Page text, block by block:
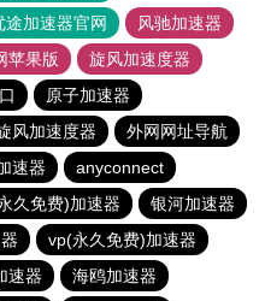
途加速器官网
风驰加速器
苹果版
旋风加速度器
原子加速器
风加速度器
外网网址导航
速器
anyconnect
久免费)加速器
银河加速器
vp(永久免费)加速器
速器
海鸥加速器